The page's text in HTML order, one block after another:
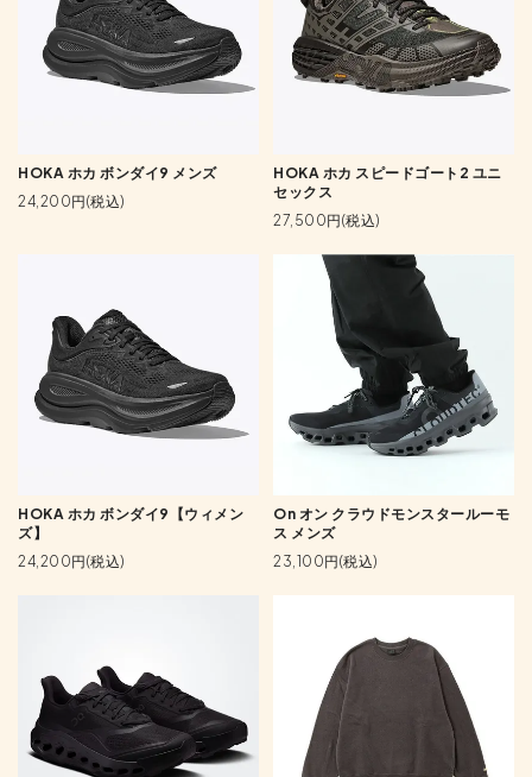
HOKA ホカ ボンダイ9 メンズ
24,200円(税込)
HOKA ホカ スピードゴート2 ユニ
セックス
27,500円(税込)
HOKA ホカ ボンダイ9【ウィメン
ズ】
24,200円(税込)
On オン クラウドモンスタールーモ
ス メンズ
23,100円(税込)